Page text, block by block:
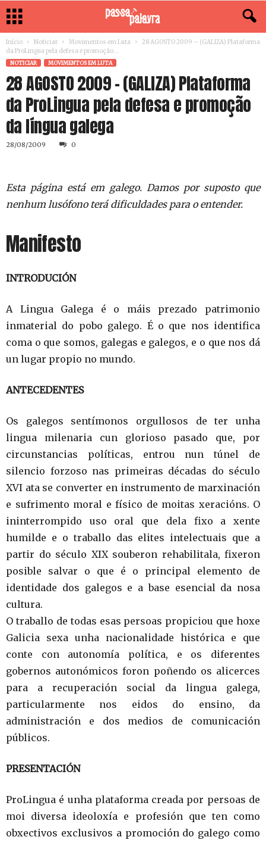
Início Noticiar Movimentos em Luta
28 AGOSTO 2009 – (GALIZA) Plataforma
da ProLingua pela defesa e promoção...
NOTICIAR MOVIMENTOS EM LUTA
28 AGOSTO 2009 – (GALIZA) Plataforma
da ProLingua pela defesa e promoção
da língua galega
28/08/2009 0
Esta página está em galego. Damos por suposto que
nenhum lusófono terá dificuldades para o entender.
Manifesto
INTRODUCIÓN
A Lingua Galega é o máis prezado patrimonio
inmaterial do pobo galego. É o que nos identifica
coma o que somos, galegas e galegos, e o que nos dá
un lugar propio no mundo.
ANTECEDENTES
Os galegos sentímonos orgullosos de ter unha
lingua milenaria cun glorioso pasado que, por
circunstancias políticas, entrou nun túnel de
silencio forzoso nas primeiras décadas do século
XVI ata se converter en instrumento de marxinación
e sufrimento moral e físico de moitas xeracións. O
ininterrompido uso oral que dela fixo a xente
humilde e o traballo das elites intelectuais que a
partir do século XIX souberon rehabilitala, fixeron
posible salvar o que é o principal elemento de
identidade dos galegos e a base esencial da nosa
cultura.
O traballo de todas esas persoas propiciou que hoxe
Galicia sexa unha nacionalidade histórica e que
conte con autonomía política, e os diferentes
gobernos autonómicos foron poñendo os alicerces
para a recuperación social da lingua galega,
particularmente nos eidos do ensino, da
administración e dos medios de comunicación
públicos.
PRESENTACIÓN
ProLingua é unha plataforma creada por persoas de
moi diversa ideoloxía e profesión que ten como
obxectivos exclusivos a promoción do galego como